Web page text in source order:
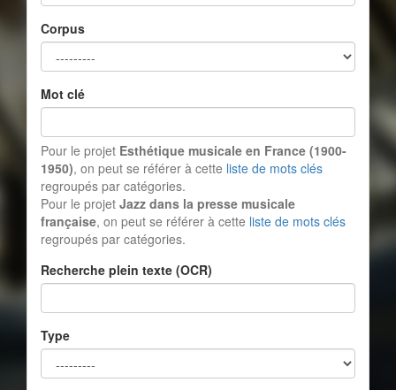
Corpus
Mot clé
Pour le projet Esthétique musicale en France (1900-
1950), on peut se référer à cette liste de mots clés
regroupés par catégories.
Pour le projet Jazz dans la presse musicale
française, on peut se référer à cette liste de mots clés
regroupés par catégories.
Recherche plein texte (OCR)
Type